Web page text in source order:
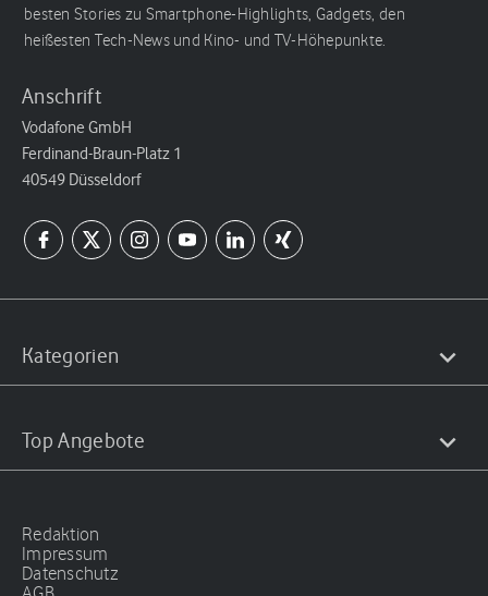
besten Stories zu Smartphone-Highlights, Gadgets, den
heißesten Tech-News und Kino- und TV-Höhepunkte.
Anschrift
Vodafone GmbH
Ferdinand-Braun-Platz 1
40549 Düsseldorf
Kategorien
Top Angebote
Redaktion
Impressum
Datenschutz